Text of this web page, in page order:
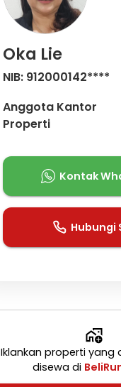
Oka Lie
NIB: 912000142****
Anggota Kantor
Properti
Kontak
Hubungi
Iklankan properti yang
disewa di